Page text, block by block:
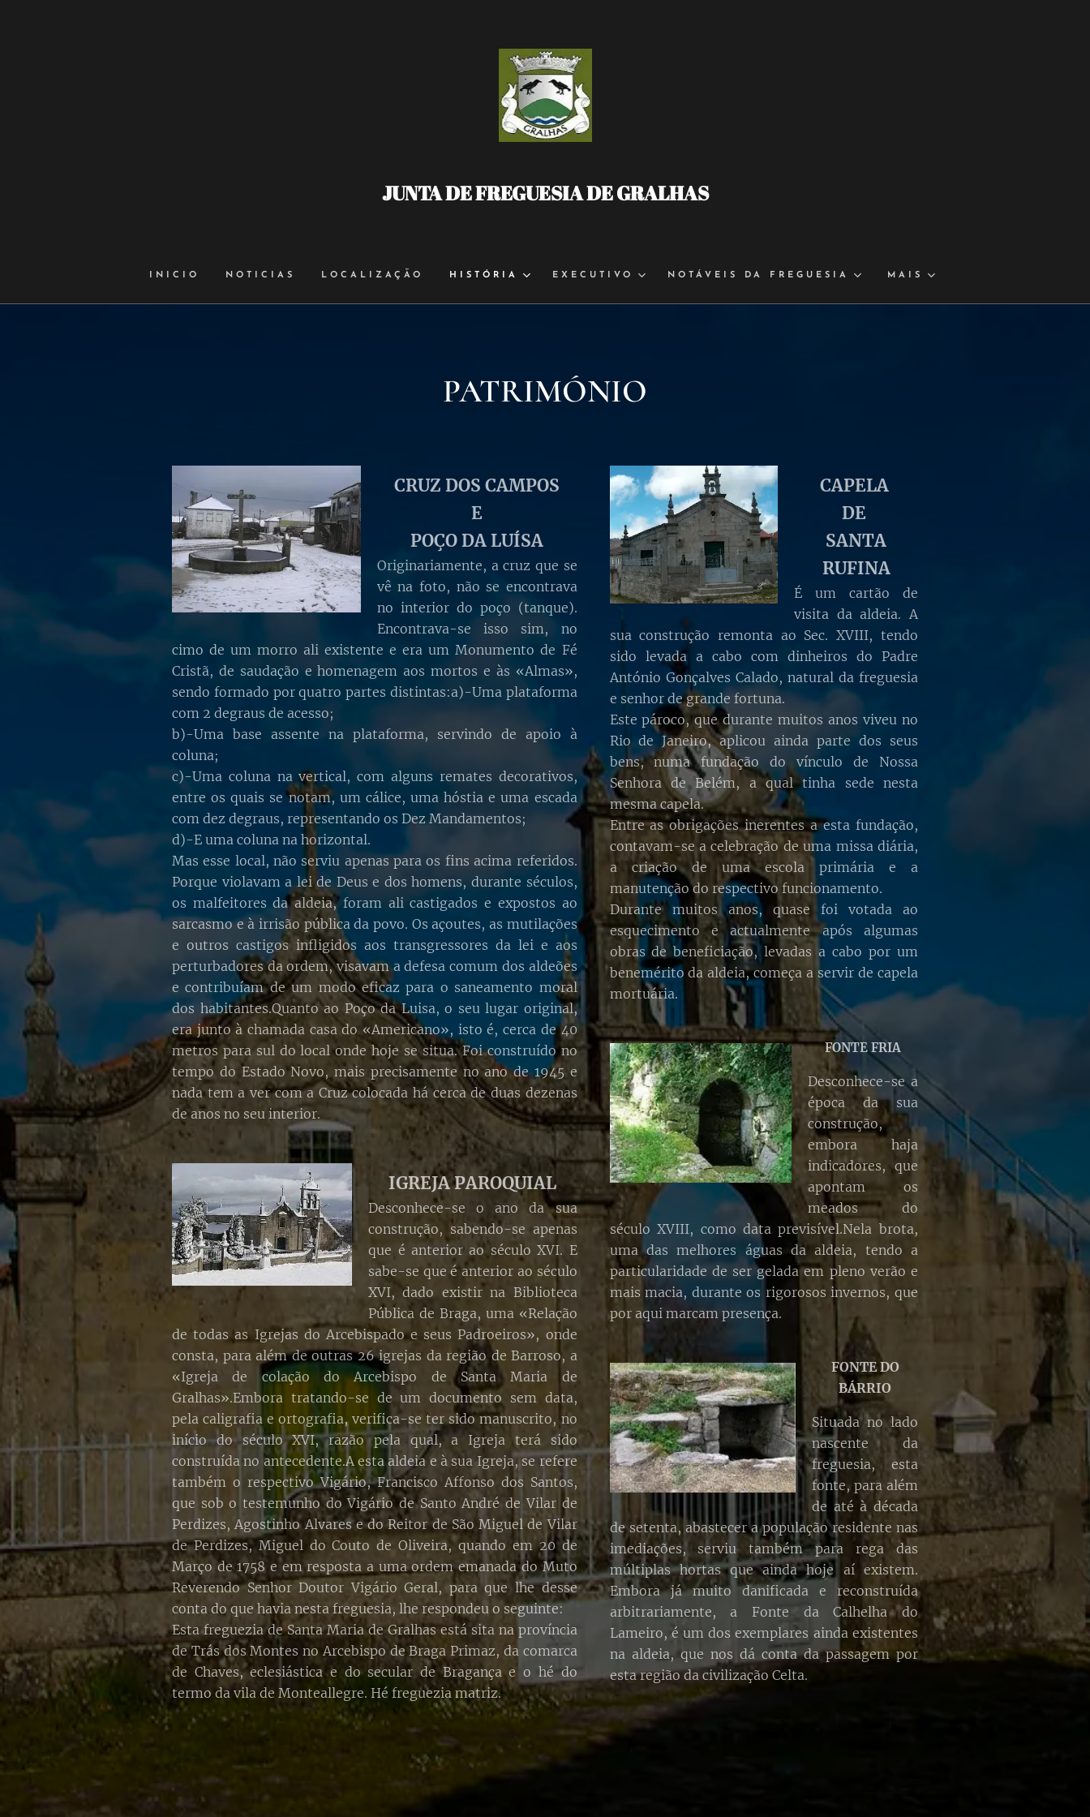
JUNTA DE FREGUESIA DE GRALHAS
INICIO NOTICIAS LOCALIZAÇÃO HISTÓRIA EXECUTIVO NOTÁVEIS DA FREGUESIA MAIS
PATRIMÓNIO
CRUZ DOS CAMPOS
E
POÇO DA LUÍSA
Originariamente, a cruz que se
vê na foto, não se encontrava
no interior do poço (tanque).
Encontrava-se isso sim, no
cimo de um morro ali existente e era um Monumento de Fé
Cristã, de saudação e homenagem aos mortos e às «Almas»,
sendo formado por quatro partes distintas:a)-Uma plataforma
com 2 degraus de acesso;
b)-Uma base assente na plataforma, servindo de apoio à
coluna;
c)-Uma coluna na vertical, com alguns remates decorativos,
entre os quais se notam, um cálice, uma hóstia e uma escada
com dez degraus, representando os Dez Mandamentos;
d)-E uma coluna na horizontal.
Mas esse local, não serviu apenas para os fins acima referidos.
Porque violavam a lei de Deus e dos homens, durante séculos,
os malfeitores da aldeia, foram ali castigados e expostos ao
sarcasmo e à irrisão pública da povo. Os açoutes, as mutilações
e outros castigos infligidos aos transgressores da lei e aos
perturbadores da ordem, visavam a defesa comum dos aldeões
e contribuíam de um modo eficaz para o saneamento moral
dos habitantes.Quanto ao Poço da Luisa, o seu lugar original,
era junto à chamada casa do «Americano», isto é, cerca de 40
metros para sul do local onde hoje se situa. Foi construído no
tempo do Estado Novo, mais precisamente no ano de 1945 e
nada tem a ver com a Cruz colocada há cerca de duas dezenas
de anos no seu interior.
IGREJA PAROQUIAL
Desconhece-se o ano da sua
construção, sabendo-se apenas
que é anterior ao século XVI. E
sabe-se que é anterior ao século
XVI, dado existir na Biblioteca
Pública de Braga, uma «Relação
de todas as Igrejas do Arcebispado e seus Padroeiros», onde
consta, para além de outras 26 igrejas da região de Barroso, a
«Igreja de colação do Arcebispo de Santa Maria de
Gralhas».Embora tratando-se de um documento sem data,
pela caligrafia e ortografia, verifica-se ter sido manuscrito, no
início do século XVI, razão pela qual, a Igreja terá sido
construída no antecedente.A esta aldeia e à sua Igreja, se refere
também o respectivo Vigário, Francisco Affonso dos Santos,
que sob o testemunho do Vigário de Santo André de Vilar de
Perdizes, Agostinho Alvares e do Reitor de São Miguel de Vilar
de Perdizes, Miguel do Couto de Oliveira, quando em 20 de
Março de 1758 e em resposta a uma ordem emanada do Muto
Reverendo Senhor Doutor Vigário Geral, para que lhe desse
conta do que havia nesta freguesia, lhe respondeu o seguinte:
Esta freguezia de Santa Maria de Gralhas está sita na província
de Trás dos Montes no Arcebispo de Braga Primaz, da comarca
de Chaves, eclesiástica e do secular de Bragança e o hé do
termo da vila de Monteallegre. Hé freguezia matriz.
CAPELA
DE
SANTA
RUFINA
É um cartão de
visita da aldeia. A
sua construção remonta ao Sec. XVIII, tendo
sido levada a cabo com dinheiros do Padre
António Gonçalves Calado, natural da freguesia
e senhor de grande fortuna.
Este pároco, que durante muitos anos viveu no
Rio de Janeiro, aplicou ainda parte dos seus
bens, numa fundação do vínculo de Nossa
Senhora de Belém, a qual tinha sede nesta
mesma capela.
Entre as obrigações inerentes a esta fundação,
contavam-se a celebração de uma missa diária,
a criação de uma escola primária e a
manutenção do respectivo funcionamento.
Durante muitos anos, quase foi votada ao
esquecimento e actualmente após algumas
obras de beneficiação, levadas a cabo por um
benemérito da aldeia, começa a servir de capela
mortuária.
FONTE FRIA
Desconhece-se a
época da sua
construção,
embora haja
indicadores, que
apontam os
meados do
século XVIII, como data previsível.Nela brota,
uma das melhores águas da aldeia, tendo a
particularidade de ser gelada em pleno verão e
mais macia, durante os rigorosos invernos, que
por aqui marcam presença.
FONTE DO
BÁRRIO
Situada no lado
nascente da
freguesia, esta
fonte, para além
de até à década
de setenta, abastecer a população residente nas
imediações, serviu também para rega das
múltiplas hortas que ainda hoje aí existem.
Embora já muito danificada e reconstruída
arbitrariamente, a Fonte da Calhelha do
Lameiro, é um dos exemplares ainda existentes
na aldeia, que nos dá conta da passagem por
esta região da civilização Celta.